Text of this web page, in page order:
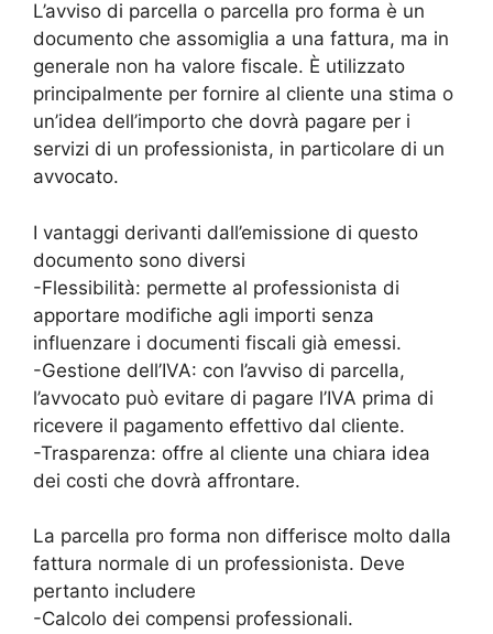
L’avviso di parcella o parcella pro forma è un
documento che assomiglia a una fattura, ma in
generale non ha valore fiscale. È utilizzato
principalmente per fornire al cliente una stima o
un’idea dell’importo che dovrà pagare per i
servizi di un professionista, in particolare di un
avvocato.
I vantaggi derivanti dall’emissione di questo
documento sono diversi
-Flessibilità: permette al professionista di
apportare modifiche agli importi senza
influenzare i documenti fiscali già emessi.
-Gestione dell’IVA: con l’avviso di parcella,
l’avvocato può evitare di pagare l’IVA prima di
ricevere il pagamento effettivo dal cliente.
-Trasparenza: offre al cliente una chiara idea
dei costi che dovrà affrontare.
La parcella pro forma non differisce molto dalla
fattura normale di un professionista. Deve
pertanto includere
-Calcolo dei compensi professionali.